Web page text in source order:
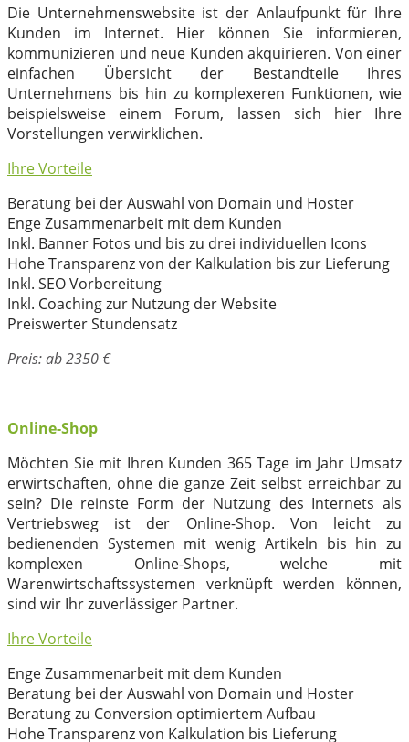
Die Unternehmenswebsite ist der Anlaufpunkt für Ihre
Kunden im Internet. Hier können Sie informieren,
kommunizieren und neue Kunden akquirieren. Von einer
einfachen Übersicht der Bestandteile Ihres
Unternehmens bis hin zu komplexeren Funktionen, wie
beispielsweise einem Forum, lassen sich hier Ihre
Vorstellungen verwirklichen.
Ihre Vorteile
Beratung bei der Auswahl von Domain und Hoster
Enge Zusammenarbeit mit dem Kunden
Inkl. Banner Fotos und bis zu drei individuellen Icons
Hohe Transparenz von der Kalkulation bis zur Lieferung
Inkl. SEO Vorbereitung
Inkl. Coaching zur Nutzung der Website
Preiswerter Stundensatz
Preis: ab 2350 €
Online-Shop
Möchten Sie mit Ihren Kunden 365 Tage im Jahr Umsatz
erwirtschaften, ohne die ganze Zeit selbst erreichbar zu
sein? Die reinste Form der Nutzung des Internets als
Vertriebsweg ist der Online-Shop. Von leicht zu
bedienenden Systemen mit wenig Artikeln bis hin zu
komplexen Online-Shops, welche mit
Warenwirtschaftssystemen verknüpft werden können,
sind wir Ihr zuverlässiger Partner.
Ihre Vorteile
Enge Zusammenarbeit mit dem Kunden
Beratung bei der Auswahl von Domain und Hoster
Beratung zu Conversion optimiertem Aufbau
Hohe Transparenz von Kalkulation bis Lieferung